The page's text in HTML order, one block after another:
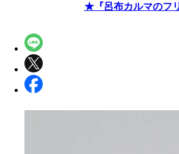
★『呂布カルマのフ